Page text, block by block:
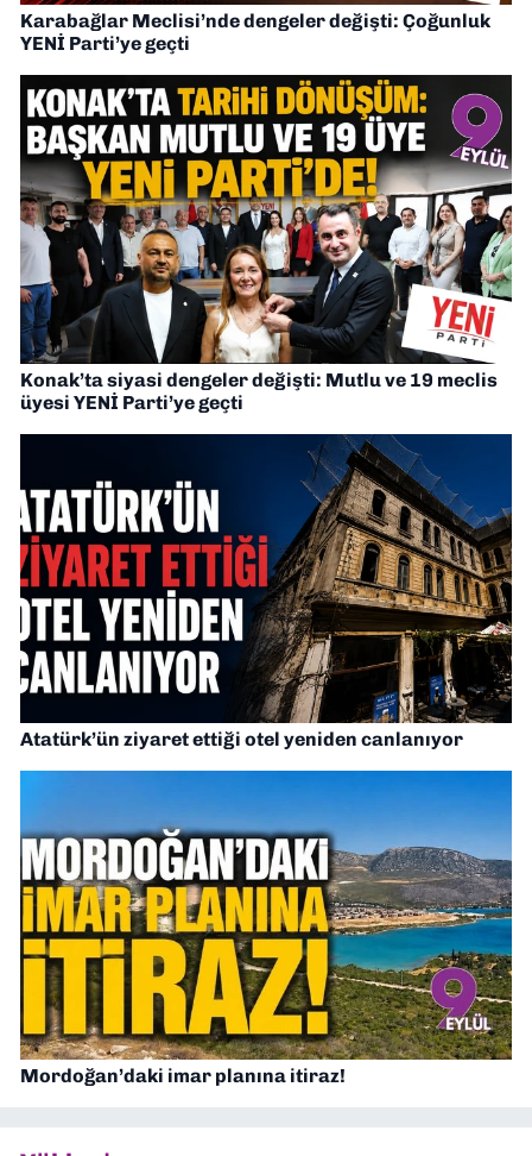
Karabağlar Meclisi’nde dengeler değişti: Çoğunluk
YENİ Parti’ye geçti
Konak’ta siyasi dengeler değişti: Mutlu ve 19 meclis
üyesi YENİ Parti’ye geçti
Atatürk’ün ziyaret ettiği otel yeniden canlanıyor
Mordoğan’daki imar planına itiraz!